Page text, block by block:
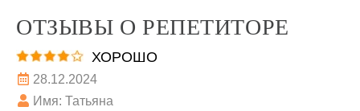
ОТЗЫВЫ О РЕПЕТИТОРЕ
ХОРОШО
28.12.2024
Имя: Татьяна